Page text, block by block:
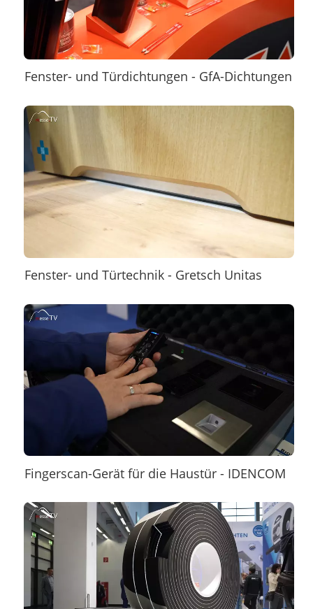
Fenster- und Türdichtungen - GfA-Dichtungen
Fenster- und Türtechnik - Gretsch Unitas
Fingerscan-Gerät für die Haustür - IDENCOM